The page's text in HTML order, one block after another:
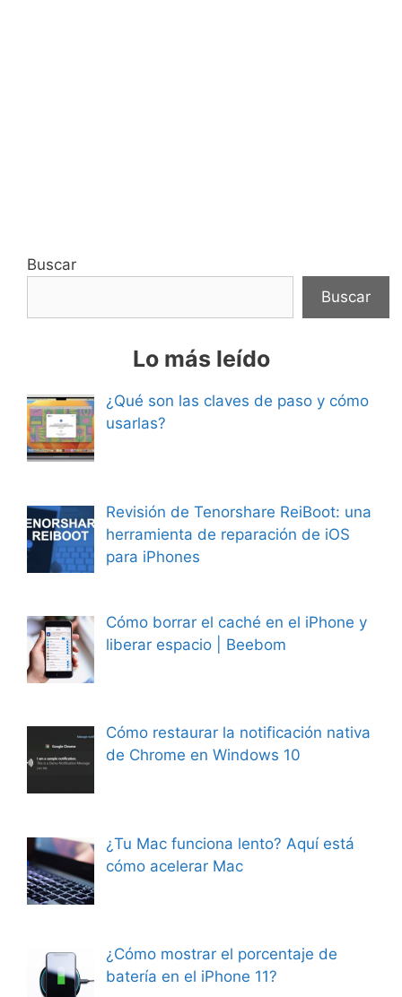
Buscar
Buscar
Lo más leído
¿Qué son las claves de paso y cómo
usarlas?
Revisión de Tenorshare ReiBoot: una
herramienta de reparación de iOS
para iPhones
Cómo borrar el caché en el iPhone y
liberar espacio | Beebom
Cómo restaurar la notificación nativa
de Chrome en Windows 10
¿Tu Mac funciona lento? Aquí está
cómo acelerar Mac
¿Cómo mostrar el porcentaje de
batería en el iPhone 11?